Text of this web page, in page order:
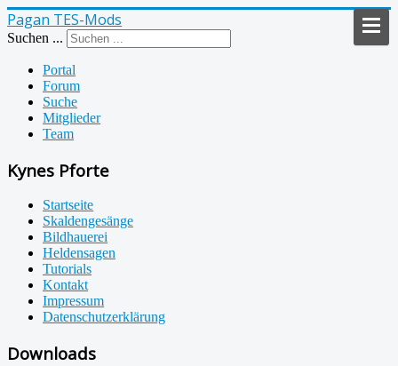
Pagan TES-Mods
Suchen ...
Portal
Forum
Suche
Mitglieder
Team
Kynes Pforte
Startseite
Skaldengesänge
Bildhauerei
Heldensagen
Tutorials
Kontakt
Impressum
Datenschutzerklärung
Downloads